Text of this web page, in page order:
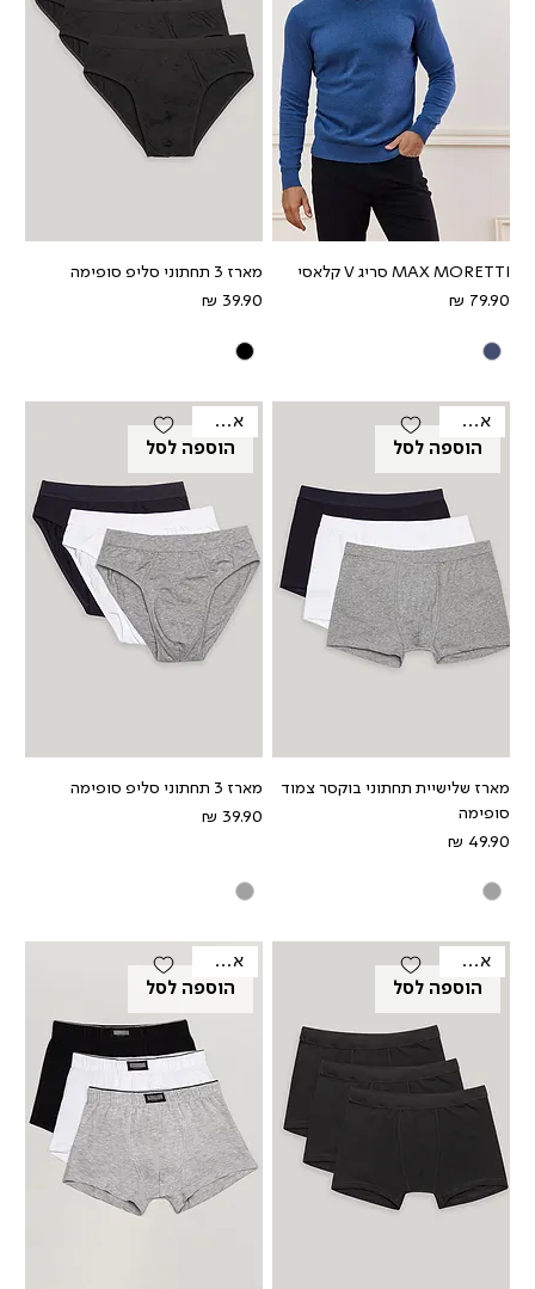
MAX MORETTI סריג V קלאסי
מחיר
מארז 3 תחתוני סליפ סופימה
מחיר
הוספה לסל
אאוטלט
מארז שלישיית תחתוני בוקסר צמוד
סופימה
מחיר
הוספה לסל
אאוטלט
מארז 3 תחתוני סליפ סופימה
מחיר
הוספה לסל
אאוטלט
הוספה לסל
אאוטלט